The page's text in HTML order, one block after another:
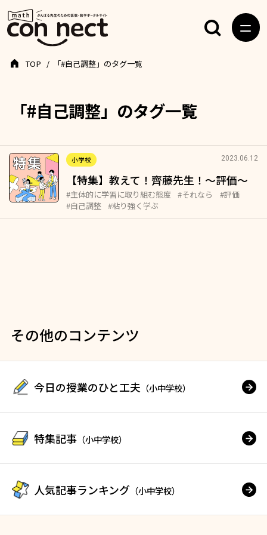
「#自己調整」のタグ一覧
TOP 「#自己調整」のタグ一覧
小学校 2023.06.12
【特集】教えて！齊藤先生！～評価～
#主体的に学習に取り組む態度 #それなら
#評価
#自己調整
#粘り強く学ぶ
その他のコンテンツ
今日の授業のひと工夫 （小中学校）
特集記事 （小中学校）
人気記事ランキング （小中学校）